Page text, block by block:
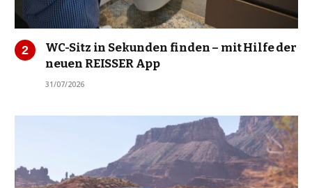
WC-Sitz in Sekunden finden – mit Hilfe der
neuen REISSER App
31/07/2026